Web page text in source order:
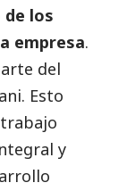
los
empresa.
del
Esto
y